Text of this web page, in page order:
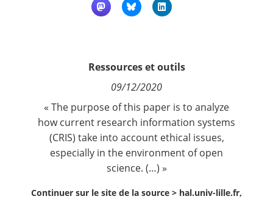
Nous suivre
Ressources et outils
09/12/2020
« The purpose of this paper is to analyze
how current research information systems
(CRIS) take into account ethical issues,
especially in the environment of open
science. (…) »
Continuer sur le site de la source > hal.univ-lille.fr,